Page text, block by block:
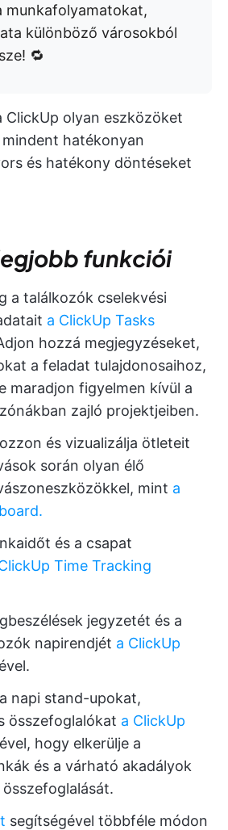
munkafolyamatokat,
különböző városokból
🔁
ClickUp olyan eszközöket
hatékonyan
és hatékony döntéseket
funkciói
a találkozók cselekvési
a ClickUp Tasks
hozzá megjegyzéseket,
a feladat tulajdonosaihoz,
maradjon figyelmen kívül a
zajló projektjeiben.
és vizualizálja ötleteit
során olyan élő
mint a
és a csapat
Time Tracking
jegyzetét és a
napirendjét a ClickUp
napi stand-upokat,
összefoglalókat a ClickUp
hogy elkerülje a
és a várható akadályok
segítségével többféle módon